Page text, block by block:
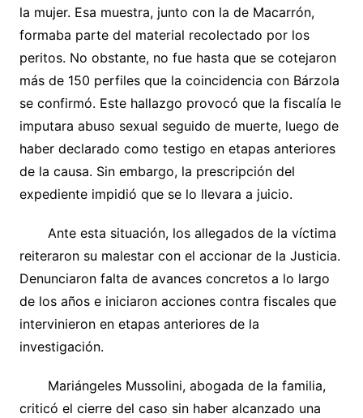
la mujer. Esa muestra, junto con la de Macarrón,
formaba parte del material recolectado por los
peritos. No obstante, no fue hasta que se cotejaron
más de 150 perfiles que la coincidencia con Bárzola
se confirmó. Este hallazgo provocó que la fiscalía le
imputara abuso sexual seguido de muerte, luego de
haber declarado como testigo en etapas anteriores
de la causa. Sin embargo, la prescripción del
expediente impidió que se lo llevara a juicio.
​Ante esta situación, los allegados de la víctima
reiteraron su malestar con el accionar de la Justicia.
Denunciaron falta de avances concretos a lo largo
de los años e iniciaron acciones contra fiscales que
intervinieron en etapas anteriores de la
investigación.
​Mariángeles Mussolini, abogada de la familia,
criticó el cierre del caso sin haber alcanzado una